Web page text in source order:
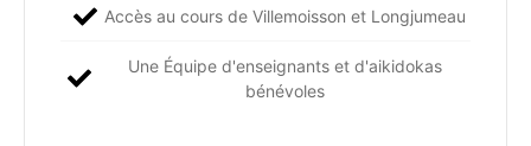
Accès au cours de Villemoisson et Longjumeau
Une Équipe d'enseignants et d'aikidokas
bénévoles